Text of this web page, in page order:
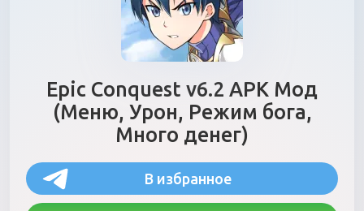
Epic Conquest v6.2 APK Мод
(Меню, Урон, Режим бога,
Много денег)
В избранное